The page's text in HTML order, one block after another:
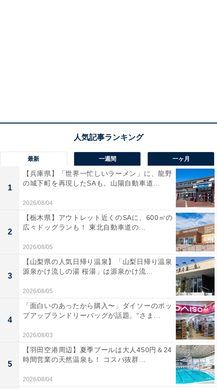
最新 一週間 一ヶ月
1
【兵庫県】「世界一忙しいラーメン」に、龍野
の城下町を再現したSAも。山陽自動車道...
2026/08/04
2
【栃木県】アウトレット近くのSAに、600㎡の
広々ドッグランも！ 東北自動車道の...
2026/08/05
3
【山梨県の人気日帰り温泉】「山梨日帰り温泉
源泉かけ流しの湯 桜湯」は源泉かけ流...
2026/08/05
4
「面白いのあったから購入〜」ダイソーのポッ
プアップランドリーバッグが話題。“さま...
2026/08/03
5
【羽田空港周辺】夏季プールは大人450円＆24
時間営業の天然温泉も！ コスパ抜群...
2026/08/04